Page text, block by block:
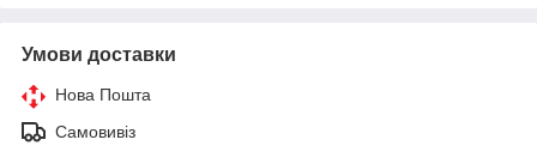
Умови доставки
Нова Пошта
Самовивіз